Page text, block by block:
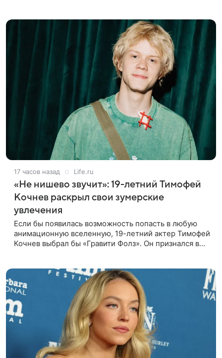
17 часов назад Life.ru
«Не нишево звучит»: 19-летний Тимофей
Кочнев раскрыл свои зумерские
увлечения
Если бы появилась возможность попасть в любую
анимационную вселенную, 19-летний актер Тимофей
Кочнев выбрал бы «Гравити Фолз». Он признался в